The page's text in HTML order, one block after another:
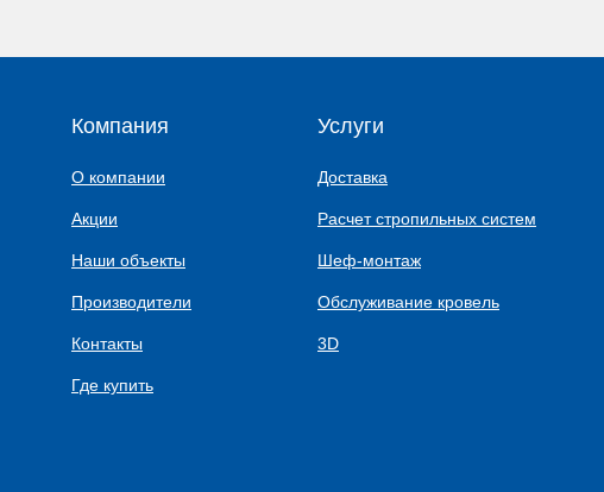
Компания
О компании
Акции
Наши объекты
Производители
Контакты
Где купить
Услуги
Доставка
Расчет стропильных систем
Шеф-монтаж
Обслуживание кровель
3D